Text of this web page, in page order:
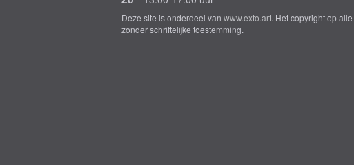
Deze site is onderdeel van www.exto.art. Het copyright op
zonder schriftelijke toestemming.